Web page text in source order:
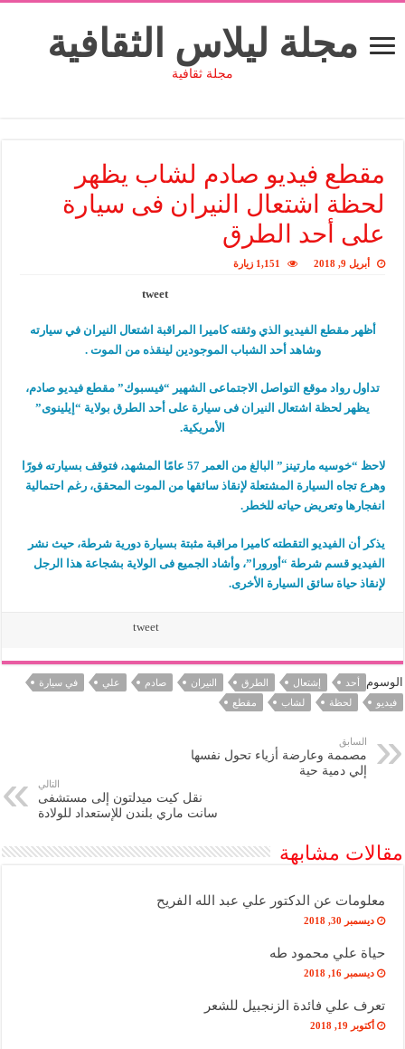
مجلة ليلاس الثقافية
مجلة ثقافية
مقطع فيديو صادم لشاب يظهر
لحظة اشتعال النيران فى سيارة
على أحد الطرق
أبريل 9, 2018 1,151 زيارة
tweet
أظهر مقطع الفيديو الذي وثقته كاميرا المراقبة اشتعال النيران في سيارته
وشاهد أحد الشباب الموجودين لينقذه من الموت .
تداول رواد موقع التواصل الاجتماعى الشهير “فيسبوك” مقطع فيديو صادم،
يظهر لحظة اشتعال النيران فى سيارة على أحد الطرق بولاية “إيلينوى”
الأمريكية.
لاحظ “خوسيه مارتينز” البالغ من العمر 57 عامًا المشهد، فتوقف بسيارته فورًا
وهرع تجاه السيارة المشتعلة لإنقاذ سائقها من الموت المحقق، رغم احتمالية
انفجارها وتعريض حياته للخطر.
يذكر أن الفيديو التقطته كاميرا مراقبة مثبتة بسيارة دورية شرطة، حيث نشر
الفيديو قسم شرطة “أورورا”، وأشاد الجميع فى الولاية بشجاعة هذا الرجل
لإنقاذ حياة سائق السيارة الأخرى.
tweet
الوسوم أحد إشتعال الطرق النيران صادم علي
في سيارة
فيديو
لحظة لشاب مقطع
السابق
مصممة وعارضة أزياء تحول نفسها
إلي دمية حية
التالي
نقل كيت ميدلتون إلى مستشفى
سانت ماري بلندن للإستعداد للولادة
مقالات مشابهة
معلومات عن الدكتور علي عبد الله الفريح
ديسمبر 30, 2018
حياة علي محمود طه
ديسمبر 16, 2018
تعرف علي فائدة الزنجبيل للشعر
أكتوبر 19, 2018